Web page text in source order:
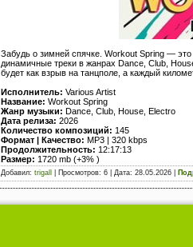
Забудь о зимней спячке. Workout Spring —
динамичные треки в жанрах Dance, Club,
будет как взрыв на танцполе, а каждый
Исполнитель: Various Artist
Название: Workout Spring
Жанр музыки: Dance, Club, House, Electro
Дата релиза: 2026
Количество композиций: 145
Формат | Качество: MP3 | 320 kbps
Продолжительность: 12:17:13
Размер: 1720 mb (+3% )
Добавил: trigall | Просмотров: 6 | Дата: 28.05.2026